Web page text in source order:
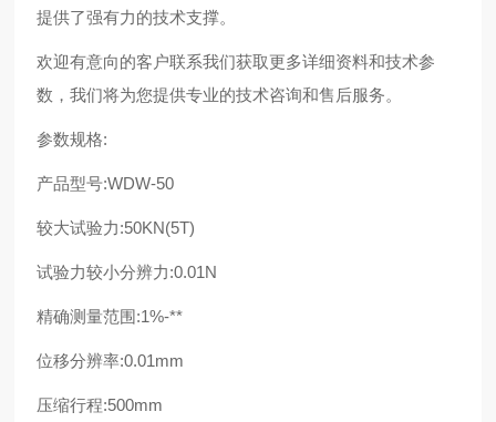
提供了强有力的技术支撑。
欢迎有意向的客户联系我们获取更多详细资料和技术参
数，我们将为您提供专业的技术咨询和售后服务。
参数规格:
产品型号:WDW-50
较大试验力:50KN(5T)
试验力较小分辨力:0.01N
精确测量范围:1%-**
位移分辨率:0.01mm
压缩行程:500mm